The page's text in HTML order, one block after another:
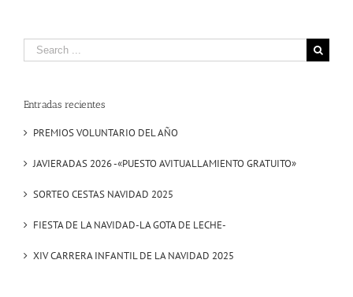
Search
for:
Entradas recientes
PREMIOS VOLUNTARIO DEL AÑO
JAVIERADAS 2026 -«PUESTO AVITUALLAMIENTO GRATUITO»
SORTEO CESTAS NAVIDAD 2025
FIESTA DE LA NAVIDAD-LA GOTA DE LECHE-
XIV CARRERA INFANTIL DE LA NAVIDAD 2025